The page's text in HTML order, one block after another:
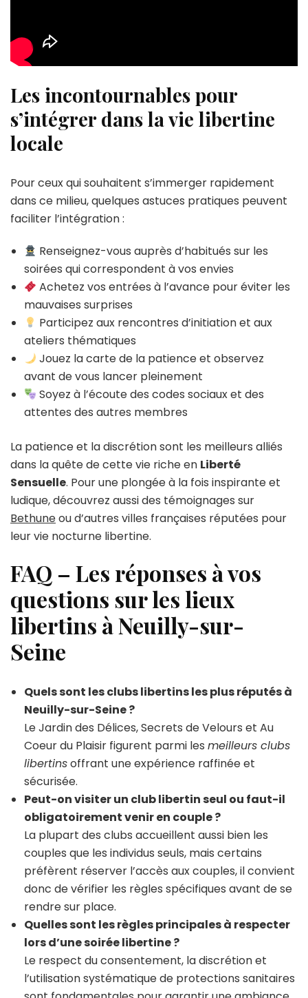
Les incontournables pour
s’intégrer dans la vie libertine
locale
Pour ceux qui souhaitent s’immerger rapidement
dans ce milieu, quelques astuces pratiques peuvent
faciliter l’intégration :
Renseignez-vous auprès d’habitués sur les
soirées qui correspondent à vos envies
Achetez vos entrées à l’avance pour éviter les
mauvaises surprises
Participez aux rencontres d’initiation et aux
ateliers thématiques
Jouez la carte de la patience et observez
avant de vous lancer pleinement
Soyez à l’écoute des codes sociaux et des
attentes des autres membres
La patience et la discrétion sont les meilleurs alliés
dans la quête de cette vie riche en Liberté
Sensuelle. Pour une plongée à la fois inspirante et
ludique, découvrez aussi des témoignages sur
Bethuneou d’autres villes françaises réputées pour
leur vie nocturne libertine.
FAQ – Les réponses à vos
questions sur les lieux
libertins à Neuilly-sur-
Seine
Quels sont les clubs libertins les plus réputés à
Neuilly-sur-Seine ?
Le Jardin des Délices, Secrets de Velours et Au
Coeur du Plaisir figurent parmi les meilleurs clubs
libertinsoffrant une expérience raffinée et
sécurisée.
Peut-on visiter un club libertin seul ou faut-il
obligatoirement venir en couple ?
La plupart des clubs accueillent aussi bien les
couples que les individus seuls, mais certains
préfèrent réserver l’accès aux couples, il convient
donc de vérifier les règles spécifiques avant de se
rendre sur place.
Quelles sont les règles principales à respecter
lors d’une soirée libertine ?
Le respect du consentement, la discrétion et
l’utilisation systématique de protections sanitaires